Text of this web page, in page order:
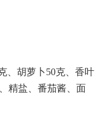
、胡萝卜50克、香叶
精盐、番茄酱、面